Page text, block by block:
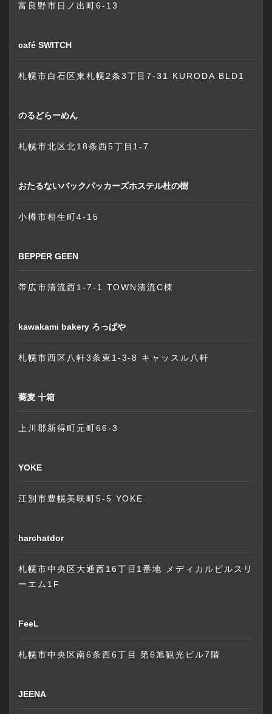
富良野市日ノ出町6-13
café SWITCH
札幌市白石区東札幌2条3丁目7-31 KURODA BLD1
のるどらーめん
札幌市北区北18条西5丁目1-7
おたるないバックパッカーズホステル杜の樹
小樽市相生町4-15
BEPPER GEEN
帯広市清流西1-7-1 TOWN清流C棟
kawakami bakery ろっぱや
札幌市西区八軒3条東1-3-8 キャッスル八軒
蕎麦 十箱
上川郡新得町元町66-3
YOKE
江別市豊幌美咲町5-5 YOKE
harchatdor
札幌市中央区大通西16丁目1番地 メディカルビルスリ
ーエム1F
FeeL
札幌市中央区南6条西6丁目 第6旭観光ビル7階
JEENA